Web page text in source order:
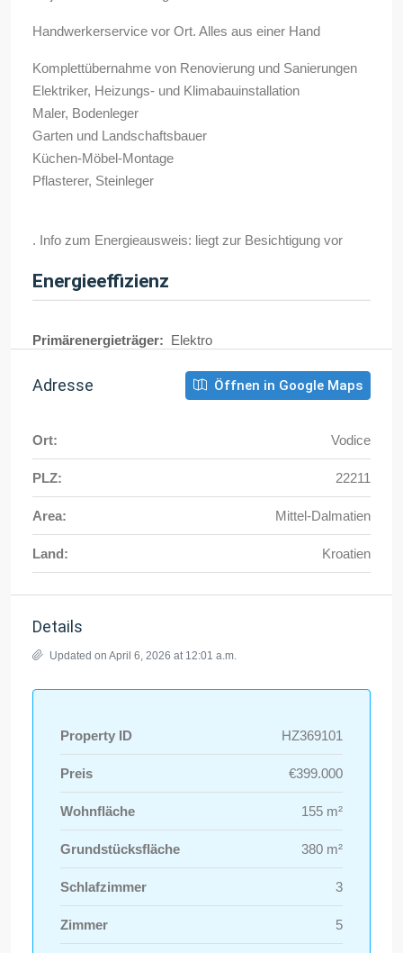
Handwerkerservice vor Ort. Alles aus einer Hand
Komplettübernahme von Renovierung und Sanierungen
Elektriker, Heizungs- und Klimabauinstallation
Maler, Bodenleger
Garten und Landschaftsbauer
Küchen-Möbel-Montage
Pflasterer, Steinleger
. Info zum Energieausweis: liegt zur Besichtigung vor
Energieeffizienz
Primärenergieträger: Elektro
Adresse Öffnen in Google Maps
Ort: Vodice
PLZ: 22211
Area: Mittel-Dalmatien
Land: Kroatien
Details
Updated on April 6, 2026 at 12:01 a.m.
Property ID HZ369101
Preis €399.000
Wohnfläche 155 m²
Grundstücksfläche 380 m²
Schlafzimmer 3
Zimmer 5